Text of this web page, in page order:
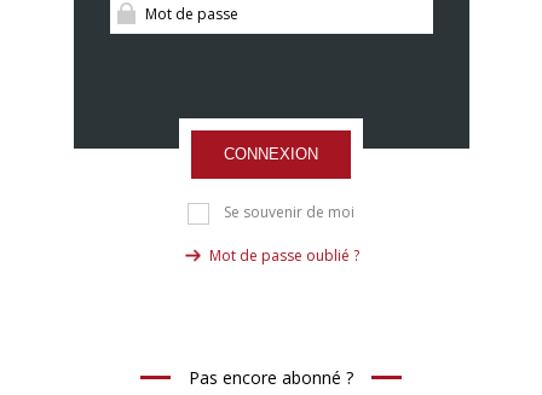
CONNEXION
Se souvenir de moi
Mot de passe oublié ?
Pas encore abonné ?